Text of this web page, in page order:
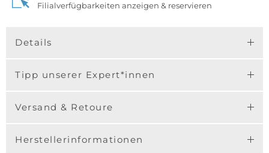
Filialverfügbarkeiten anzeigen & reservieren
Details
Tipp unserer Expert*innen
Versand & Retoure
Herstellerinformationen